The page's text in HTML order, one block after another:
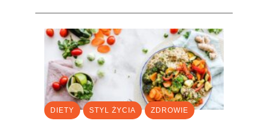
DIETY STYL ŻYCIA ZDROWIE